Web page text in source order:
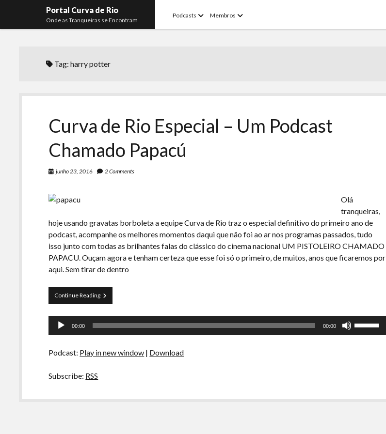
Portal Curva de Rio
Onde as Tranqueiras se Encontram
Podcasts openMembros open
Tag:harry potter
Curva de Rio Especial – Um Podcast
Chamado Papacú
junho 23, 2016 2 Comments
Olá
tranqueiras,
hoje usando gravatas borboleta a equipe Curva de Rio traz o especial definitivo do primeiro ano de
podcast, acompanhe os melhores momentos daqui que não foi ao ar nos programas passados, tudo
isso junto com todas as brilhantes falas do clássico do cinema nacional UM PISTOLEIRO CHAMADO
PAPACU. Ouçam agora e tenham certeza que esse foi só o primeiro, de muitos, anos que ficaremos por
aqui. Sem tirar de dentro
Continue ReadingCurva
de
–
Chamado
Tocador
00:00 00:00
Podcast: Play in new window | Download
Subscribe: RSS